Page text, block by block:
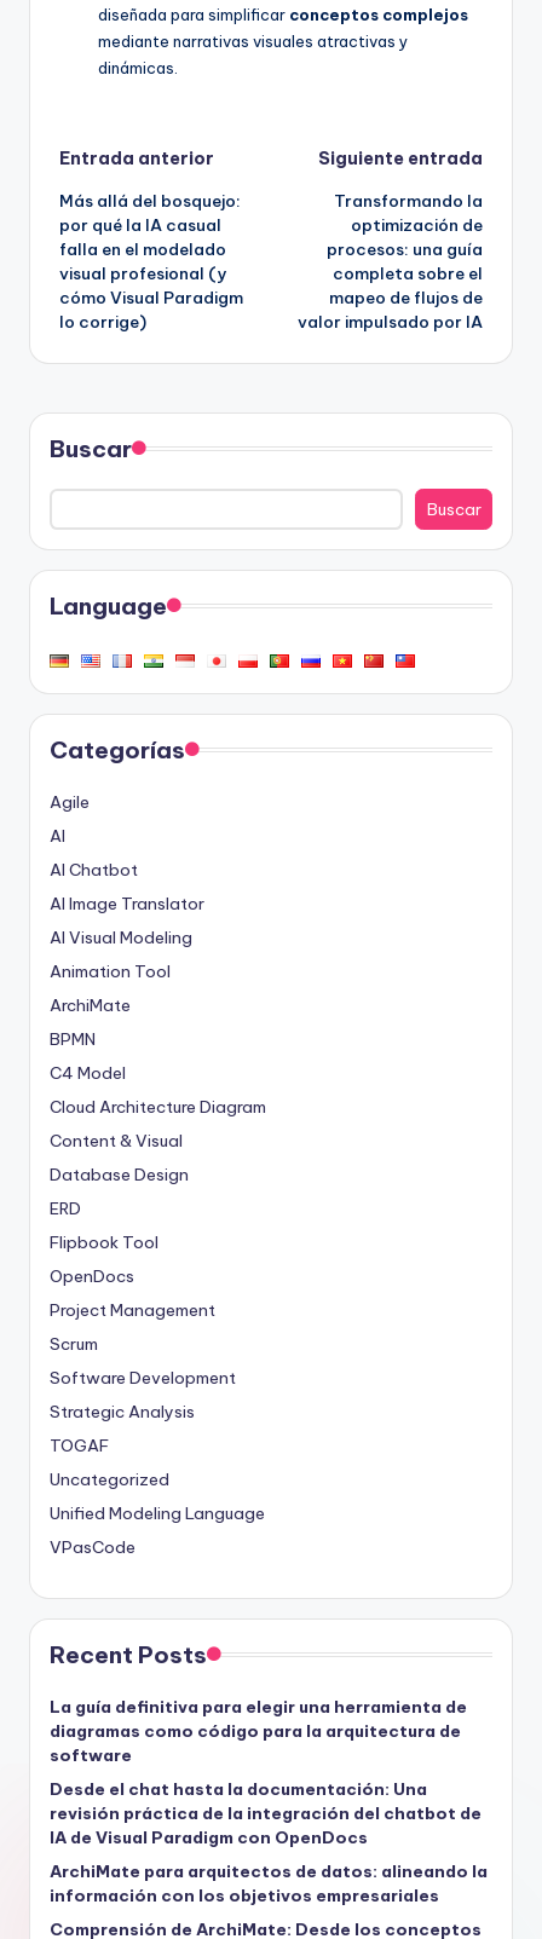
diseñada para simplificar conceptos complejos
mediante narrativas visuales atractivas y
dinámicas.
Navegación
de
entradas
Entrada anterior
Más allá del bosquejo:
por qué la IA casual
falla en el modelado
visual profesional (y
cómo Visual Paradigm
lo corrige)
Siguiente entrada
Transformando la
optimización de
procesos: una guía
completa sobre el
mapeo de flujos de
valor impulsado por IA
Buscar
Buscar
Language
Categorías
Agile
AI
AI Chatbot
AI Image Translator
AI Visual Modeling
Animation Tool
ArchiMate
BPMN
C4 Model
Cloud Architecture Diagram
Content & Visual
Database Design
ERD
Flipbook Tool
OpenDocs
Project Management
Scrum
Software Development
Strategic Analysis
TOGAF
Uncategorized
Unified Modeling Language
VPasCode
Recent Posts
La guía definitiva para elegir una herramienta de
diagramas como código para la arquitectura de
software
Desde el chat hasta la documentación: Una
revisión práctica de la integración del chatbot de
IA de Visual Paradigm con OpenDocs
ArchiMate para arquitectos de datos: alineando la
información con los objetivos empresariales
Comprensión de ArchiMate: Desde los conceptos